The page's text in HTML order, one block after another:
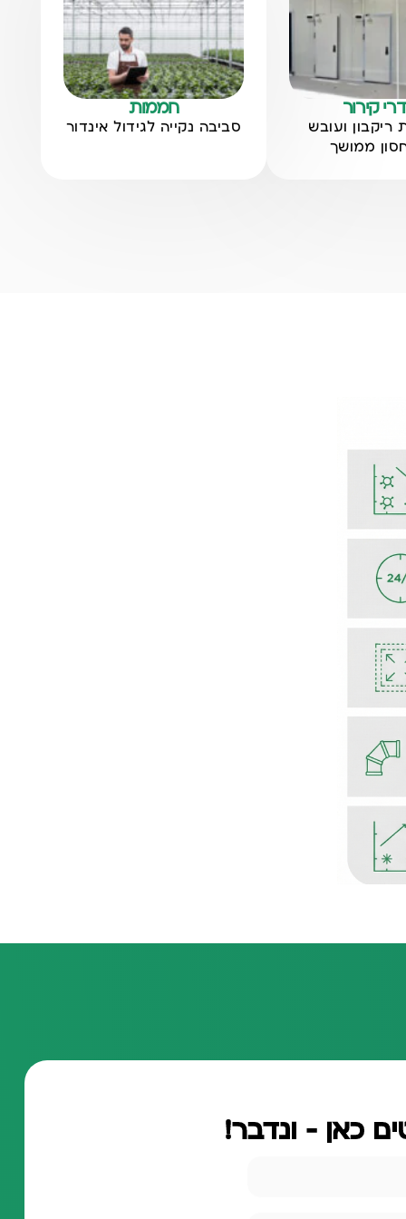
קירור
ועובש
ממושך
חממות
סביבה נקייה לגידול אינדור
כאן - ונדבר!